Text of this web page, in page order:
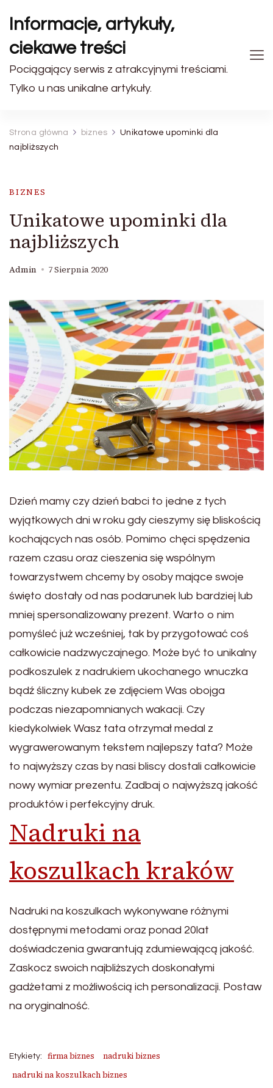
Informacje, artykuły,
ciekawe treści
Pociągający serwis z atrakcyjnymi treściami.
Tylko u nas unikalne artykuły.
Strona główna biznes
Unikatowe upominki dla
najbliższych
BIZNES
Unikatowe upominki dla
najbliższych
Admin 7 Sierpnia 2020
Dzień mamy czy dzień babci to jedne z tych
wyjątkowych dni w roku gdy cieszymy się bliskością
kochających nas osób. Pomimo chęci spędzenia
razem czasu oraz cieszenia się wspólnym
towarzystwem chcemy by osoby mające swoje
święto dostały od nas podarunek lub bardziej lub
mniej spersonalizowany prezent. Warto o nim
pomyśleć już wcześniej, tak by przygotować coś
całkowicie nadzwyczajnego. Może być to unikalny
podkoszulek z nadrukiem ukochanego wnuczka
bądź śliczny kubek ze zdjęciem Was obojga
podczas niezapomnianych wakacji. Czy
kiedykolwiek Wasz tata otrzymał medal z
wygrawerowanym tekstem najlepszy tata? Może
to najwyższy czas by nasi bliscy dostali całkowicie
nowy wymiar prezentu. Zadbaj o najwyższą jakość
produktów i perfekcyjny druk.
Nadruki na
koszulkach kraków
Nadruki na koszulkach wykonywane różnymi
dostępnymi metodami oraz ponad 20lat
doświadczenia gwarantują zdumiewającą jakość.
Zaskocz swoich najbliższych doskonałymi
gadżetami z możliwością ich personalizacji. Postaw
na oryginalność.
Etykiety: firma biznes
nadruki biznes
nadruki na koszulkach biznes